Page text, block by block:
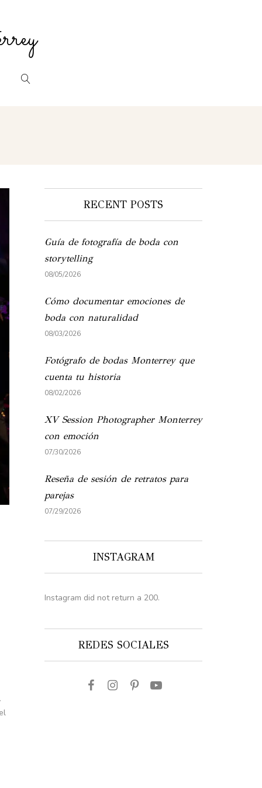
RECENT POSTS
Guía de fotografía de boda con
storytelling
08/05/2026
Cómo documentar emociones de
boda con naturalidad
08/03/2026
Fotógrafo de bodas Monterrey que
cuenta tu historia
08/02/2026
XV Session Photographer Monterrey
con emoción
07/30/2026
Reseña de sesión de retratos para
parejas
07/29/2026
INSTAGRAM
Instagram did not return a 200.
REDES SOCIALES